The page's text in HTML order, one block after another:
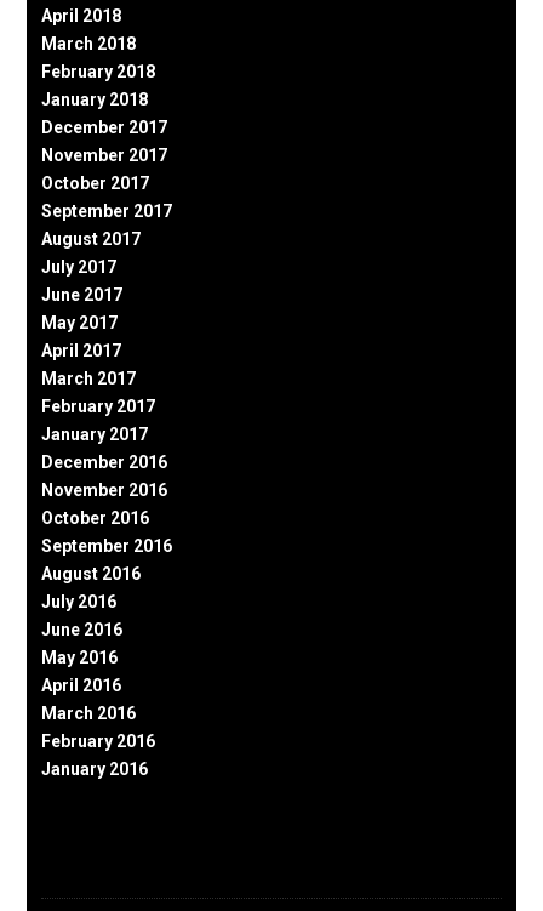
April 2018
March 2018
February 2018
January 2018
December 2017
November 2017
October 2017
September 2017
August 2017
July 2017
June 2017
May 2017
April 2017
March 2017
February 2017
January 2017
December 2016
November 2016
October 2016
September 2016
August 2016
July 2016
June 2016
May 2016
April 2016
March 2016
February 2016
January 2016